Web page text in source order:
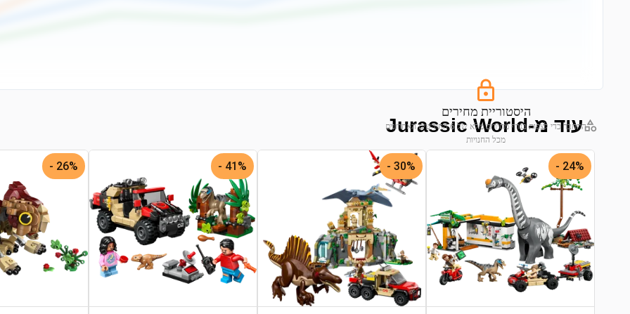
היסטוריית מחירים
התחבר כדי לצפות בגרף מחירים מלא של 6 החודשים האחרונים
מכל החנויות
עוד מ-Jurassic World
24% -
30% -
41% -
26% -